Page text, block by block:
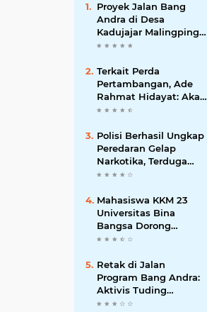
Proyek Jalan Bang
Andra di Desa
Kadujajar Malingping
Diduga Asal-asalan
Terkait Perda
Pertambangan, Ade
Rahmat Hidayat: Akan
Berikan Kepastian
Masyarakat dan
Pelaku Usaha
Polisi Berhasil Ungkap
Peredaran Gelap
Narkotika, Terduga
Pelaku dan Sejumlah
Diamankan
Mahasiswa KKM 23
Universitas Bina
Bangsa Dorong
Pemberdayaan
Seminar di Desa
Pelawad
Retak di Jalan
Program Bang Andra:
Aktivis Tuding
Lemahnya